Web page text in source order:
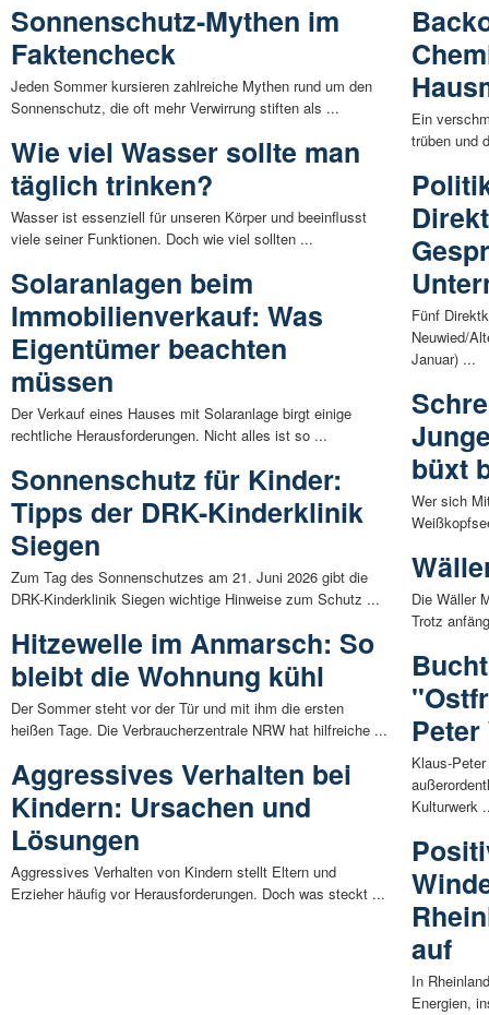
Sonnenschutz-Mythen im
Faktencheck
Jeden Sommer kursieren zahlreiche Mythen rund um den
Sonnenschutz, die oft mehr Verwirrung stiften als ...
Wie viel Wasser sollte man
täglich trinken?
Wasser ist essenziell für unseren Körper und beeinflusst
viele seiner Funktionen. Doch wie viel sollten ...
Solaranlagen beim
Immobilienverkauf: Was
Eigentümer beachten
müssen
Der Verkauf eines Hauses mit Solaranlage birgt einige
rechtliche Herausforderungen. Nicht alles ist so ...
Sonnenschutz für Kinder:
Tipps der DRK-Kinderklinik
Siegen
Zum Tag des Sonnenschutzes am 21. Juni 2026 gibt die
DRK-Kinderklinik Siegen wichtige Hinweise zum Schutz ...
Hitzewelle im Anmarsch: So
bleibt die Wohnung kühl
Der Sommer steht vor der Tür und mit ihm die ersten
heißen Tage. Die Verbraucherzentrale NRW hat hilfreiche ...
Aggressives Verhalten bei
Kindern: Ursachen und
Lösungen
Aggressives Verhalten von Kindern stellt Eltern und
Erzieher häufig vor Herausforderungen. Doch was steckt ...
Ein
trüben und
Fünf
Neuwied/
Januar) ...
büxt
Wer sich
Die Wäller
Trotz
Klaus-
Kulturwerk
auf
In
Energien,